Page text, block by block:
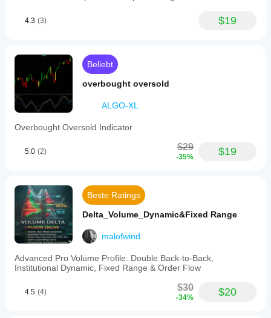
4.3 (3) $19
Beliebt
overbought oversold
ALGO-XL
Overbought Oversold Indicator
5.0 (2) $29
-35% $19
Beste Ratings
Delta_Volume_Dynamic&Fixed Range
malofwind
Advanced Pro Volume Profile: Double Back-to-Back,
Institutional Dynamic, Fixed Range & Order Flow
4.5 (4) $30
-34% $20